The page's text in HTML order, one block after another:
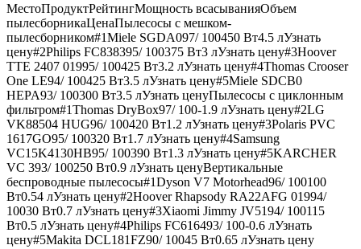
МестоПродуктРейтингМощность всасыванияОбъем
пылесборникаЦенаПылесосы с мешком-
пылесборником#1Miele SGDA097/ 100450 Вт4.5 лУзнать
цену#2Philips FC838395/ 100375 Вт3 лУзнать цену#3Hoover
TTE 2407 01995/ 100425 Вт3.2 лУзнать цену#4Thomas Crooser
One LE94/ 100425 Вт3.5 лУзнать цену#5Miele SDCB0
HEPA93/ 100300 Вт3.5 лУзнать ценуПылесосы с циклонным
фильтром#1Thomas DryBox97/ 100-1.9 лУзнать цену#2LG
VK88504 HUG96/ 100420 Вт1.2 лУзнать цену#3Polaris PVC
1617GO95/ 100320 Вт1.7 лУзнать цену#4Samsung
VC15K4130HB95/ 100390 Вт1.3 лУзнать цену#5KARCHER
VC 393/ 100250 Вт0.9 лУзнать ценуВертикальные
беспроводные пылесосы#1Dyson V7 Motorhead96/ 100100
Вт0.54 лУзнать цену#2Hoover Rhapsody RA22AFG 01994/
10030 Вт0.7 лУзнать цену#3Xiaomi Jimmy JV5194/ 100115
Вт0.5 лУзнать цену#4Philips FC616493/ 100-0.6 лУзнать
цену#5Makita DCL181FZ90/ 10045 Вт0.65 лУзнать цену